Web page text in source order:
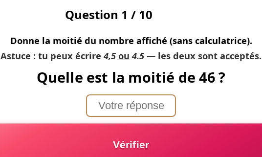
Question 1 / 10
Donne la moitié du nombre affiché (sans calculatrice).
Astuce : tu peux écrire 4,5 ou 4.5 — les deux sont acceptés.
Quelle est la moitié de 46 ?
Vérifier